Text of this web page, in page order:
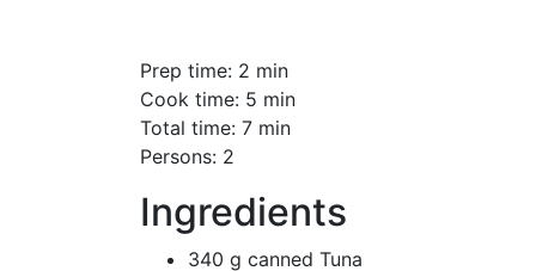
Prep time: 2 min
Cook time: 5 min
Total time: 7 min
Persons: 2
Ingredients
340 g canned Tuna